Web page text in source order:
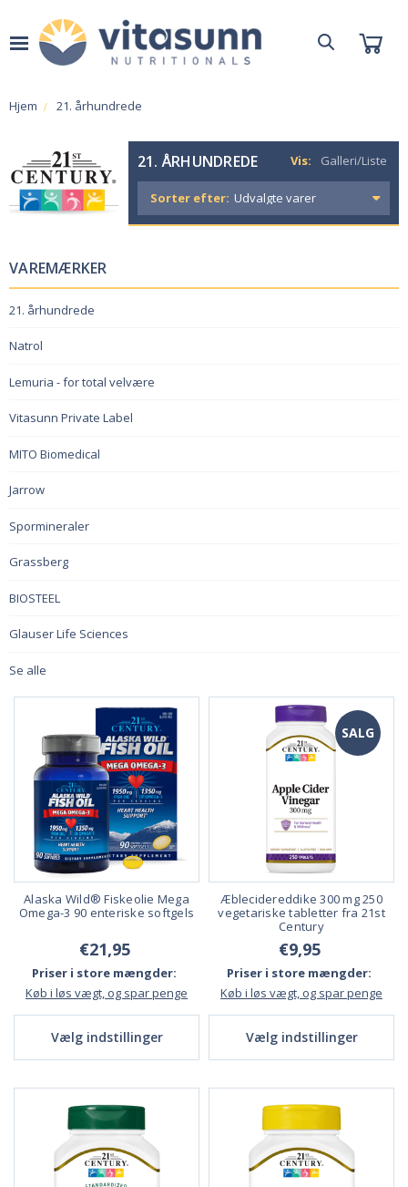
Hjem 21. århundrede
21. ÅRHUNDREDE Vis: Galleri/Liste
Sorter efter:
VAREMÆRKER
21. århundrede
Natrol
Lemuria - for total velvære
Vitasunn Private Label
MITO Biomedical
Jarrow
Spormineraler
Grassberg
BIOSTEEL
Glauser Life Sciences
Se alle
Alaska Wild® Fiskeolie Mega
Omega-3 90 enteriske softgels
€21,95
Priser i store mængder:
Køb i løs vægt, og spar penge
Vælg indstillinger
SALG
Æblecidereddike 300 mg 250
vegetariske tabletter fra 21st
Century
€9,95
Priser i store mængder:
Køb i løs vægt, og spar penge
Vælg indstillinger